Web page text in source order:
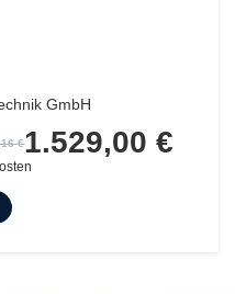
GmbH
€1.529,00 €